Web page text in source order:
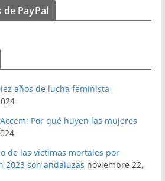
PayPal
años de lucha feminista
Accem: Por qué huyen las mujeres
de las víctimas mortales por
2023 son andaluzas noviembre 22,